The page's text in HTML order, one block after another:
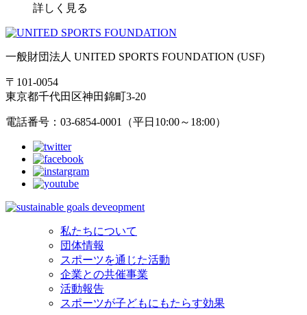
詳しく見る
一般財団法人 UNITED SPORTS FOUNDATION (USF)
〒101-0054
東京都千代田区神田錦町3-20
電話番号：03-6854-0001（平日10:00～18:00）
私たちについて
団体情報
スポーツを通じた活動
企業との共催事業
活動報告
スポーツが子どもにもたらす効果